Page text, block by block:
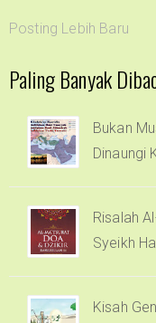
Posting Lebih Baru
Paling Banyak
Bukan
Dinaungi
Risalah
Syeikh
Kisah